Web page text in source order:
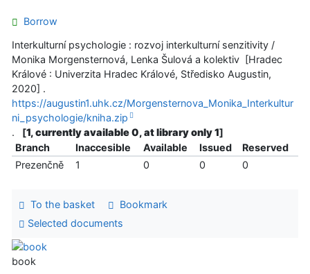
Borrow
Interkulturní psychologie : rozvoj interkulturní senzitivity /
Monika Morgensternová, Lenka Šulová a kolektiv [Hradec
Králové : Univerzita Hradec Králové, Středisko Augustin,
2020] .
https://augustin1.uhk.cz/Morgensternova_Monika_Interkultur
ni_psychologie/kniha.zip
.
[1, currently available 0, at library only 1]
Branch
Inaccesible Available Issued
Reserved
Prezenčně
1 0 0 0
To the basket
Bookmark
Selected documents
book